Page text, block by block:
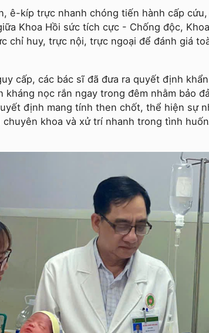
ê-kíp trực nhanh chóng tiến hành cấp
Khoa Hồi sức tích cực - Chống độc,
chỉ huy, trực nội, trực ngoại để đánh giá
cấp, các bác sĩ đã đưa ra quyết định
nọc rắn ngay trong đêm nhằm bảo
định mang tính then chốt, thể hiện sự
chuyên khoa và xử trí nhanh trong tình